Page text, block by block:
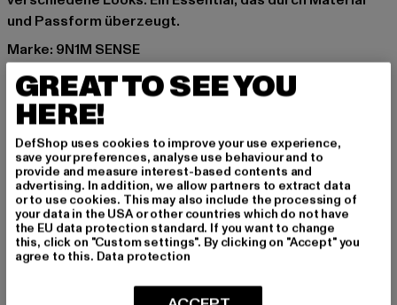
und Passform überzeugt.
Marke: 9N1M SENSE
Kat.: T-Shirts
Farbe: braun
Hersteller Farbe: bark
Materialzusammensetzung: 100% Baumwolle
Art.Nr: SENSE686-03467
Hersteller: TB International GmbH |info@tbint.de
Dr.-Robert-Murjahn-Straße 7 | 64372 Ober-Ramstadt |
DE
GREAT TO SEE YOU
HERE!
DefShop uses cookies to improve your use experience,
save your preferences, analyse use behaviour and to
provide and measure interest-based contents and
advertising. In addition, we allow partners to extract data
or to use cookies. This may also include the processing of
your data in the USA or other countries which do not have
the EU data protection standard. If you want to change
this, click on "Custom settings". By clicking on "Accept" you
agree to this. Data protection